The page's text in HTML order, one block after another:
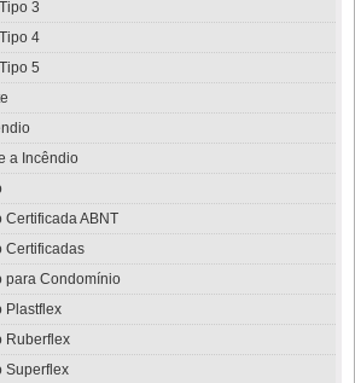
3
4
5
a Incêndio
Certificada ABNT
Certificadas
para Condomínio
Plastflex
Ruberflex
Superflex